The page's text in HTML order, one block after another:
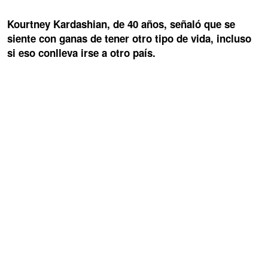
Kourtney Kardashian, de 40 años, señaló que se
siente con ganas de tener otro tipo de vida, incluso
si eso conlleva irse a otro país.